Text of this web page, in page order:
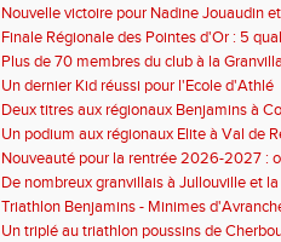
Nouvelle victoire pour Nadine Jouaudin
Finale Régionale des Pointes d'Or : 5
Plus de 70 membres du club à la
Un dernier Kid réussi pour l'Ecole d'Athlé
Deux titres aux régionaux Benjamins à
Un podium aux régionaux Elite à Val de
Nouveauté pour la rentrée 2026-2027 :
Baby Athlé
De nombreux granvillais à Jullouville et
Jouaudin et Marius Delchard
Triathlon Benjamins - Minimes
victoire
Un triplé au triathlon poussins de